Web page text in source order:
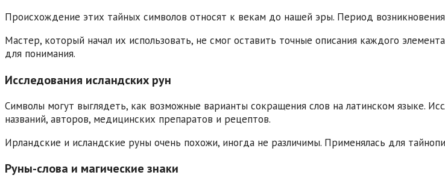
Происхождение этих тайных символов относят к векам до нашей эры. Период
Мастер, который начал их использовать, не смог оставить точные описания каждого
для понимания.
Исследования исландских рун
Символы могут выглядеть, как возможные варианты сокращения слов на латинском языке.
названий, авторов, медицинских препаратов и рецептов.
Ирландские и исландские руны очень похожи, иногда не различимы. Применялась для
Руны-слова и магические знаки